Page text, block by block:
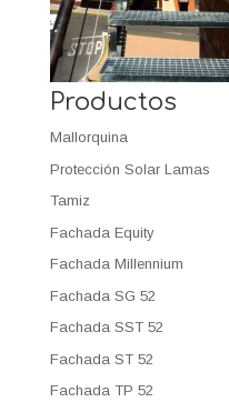
Productos
Mallorquina
Protección Solar Lamas
Tamiz
Fachada Equity
Fachada Millennium
Fachada SG 52
Fachada SST 52
Fachada ST 52
Fachada TP 52